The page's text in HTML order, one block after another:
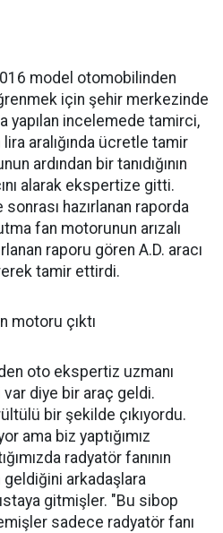
model otomobilinden
için şehir merkezinde
yapılan incelemede tamirci,
aralığında ücretle tamir
ardından bir tanıdığının
alarak ekspertize gitti.
hazırlanan raporda
fan motorunun arızalı
raporu gören A.D. aracı
tamir ettirdi.
motoru çıktı
oto ekspertiz uzmanı
diye bir araç geldi.
bir şekilde çıkıyordu.
ama biz yaptığımız
radyatör fanının
arkadaşlara
gitmişler. "Bu sibop
sadece radyatör fanı